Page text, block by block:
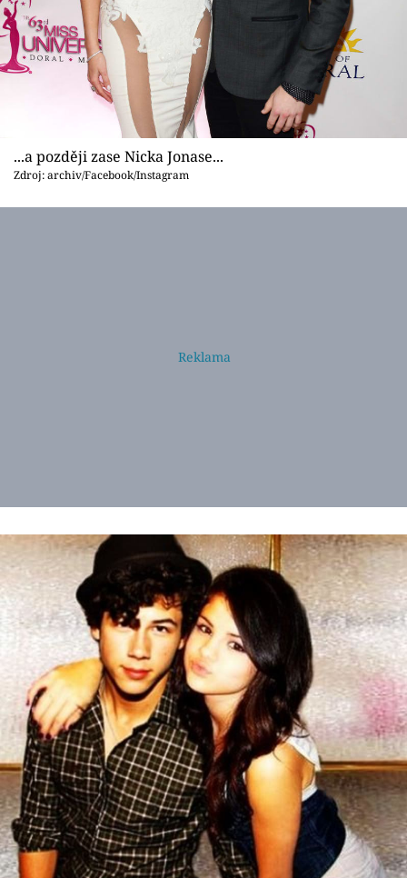
...a později zase Nicka Jonase...
Zdroj: archiv/Facebook/Instagram